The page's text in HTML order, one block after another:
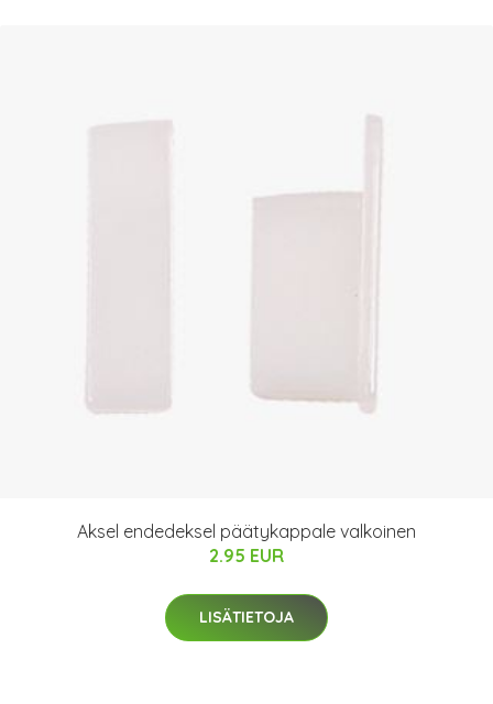
Aksel endedeksel päätykappale valkoinen
2.95 EUR
LISÄTIETOJA